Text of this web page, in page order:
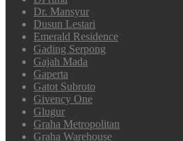
Dr. Mansyur
Dusun Lestari
Emerald Residence
Gading Serpong
Gajah Mada
Gaperta
Gatot Subroto
Givency One
Glugur
Graha Metropolitan
Graha Warehouse